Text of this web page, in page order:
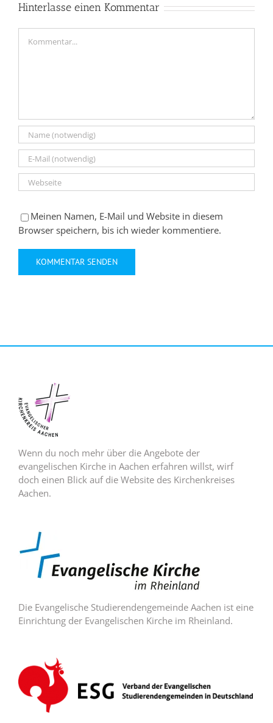
Hinterlasse einen Kommentar
Meinen Namen, E-Mail und Website in diesem
Browser speichern, bis ich wieder kommentiere.
Wenn du noch mehr über die Angebote der
evangelischen Kirche in Aachen erfahren willst, wirf
doch einen Blick auf die Website des Kirchenkreises
Aachen.
Die Evangelische Studierendengemeinde Aachen ist eine
Einrichtung der Evangelischen Kirche im Rheinland.